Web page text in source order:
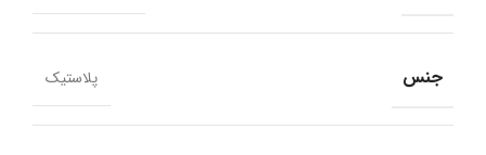
جنس پلاستیک